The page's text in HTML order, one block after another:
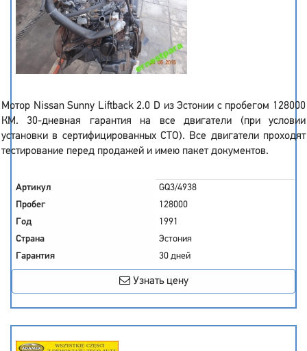
Мотор Nissan Sunny Liftback 2.0 D из Эстонии с пробегом 128000
КМ. 30-дневная гарантия на все двигатели (при условии
установки в сертифицированных СТО). Все двигатели проходят
тестирование перед продажей и имею пакет документов.
Артикул
GQ3/4938
Пробег
128000
Год
1991
Страна
Эстония
Гарантия
30 дней
Узнать цену